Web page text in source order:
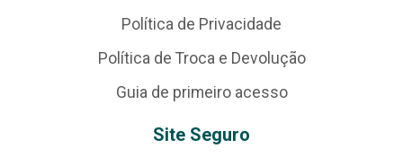
Política de Privacidade
Política de Troca e Devolução
Guia de primeiro acesso
Site Seguro